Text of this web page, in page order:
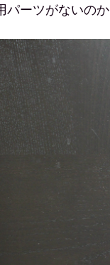
ーツがないのか